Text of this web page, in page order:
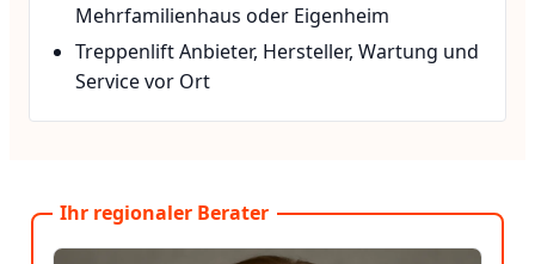
Mehrfamilienhaus oder Eigenheim
Treppenlift Anbieter, Hersteller, Wartung und
Service vor Ort
Ihr regionaler Berater